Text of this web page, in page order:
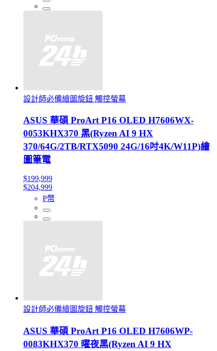
設計師必備繪圖旋鈕 觸控螢幕
ASUS 華碩 ProArt P16 OLED H7606WX-
0053KHX370 黑(Ryzen AI 9 HX
370/64G/2TB/RTX5090 24G/16吋4K/W11P)繪
圖筆電
$199,999
$204,999
P幣
設計師必備繪圖旋鈕 觸控螢幕
ASUS 華碩 ProArt P16 OLED H7606WP-
0083KHX370 曜夜黑(Ryzen AI 9 HX